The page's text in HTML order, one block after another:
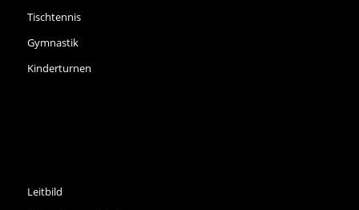
Tischtennis
Gymnastik
Kinderturnen
Leitbild